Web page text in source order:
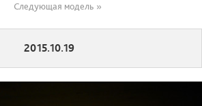
Следующая модель »
2015.10.19